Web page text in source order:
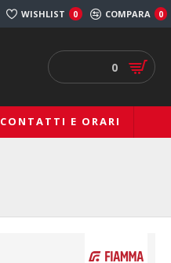
WISHLIST 0 COMPARA 0
0
CONTATTI E ORARI